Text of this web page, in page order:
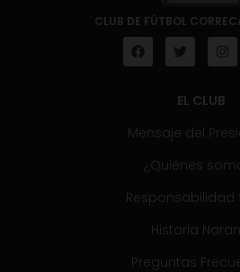
CLUB DE FÚTBOL
EL CLUB
Mensaje del
¿Quiénes
Responsabilidad
Historia
Preguntas